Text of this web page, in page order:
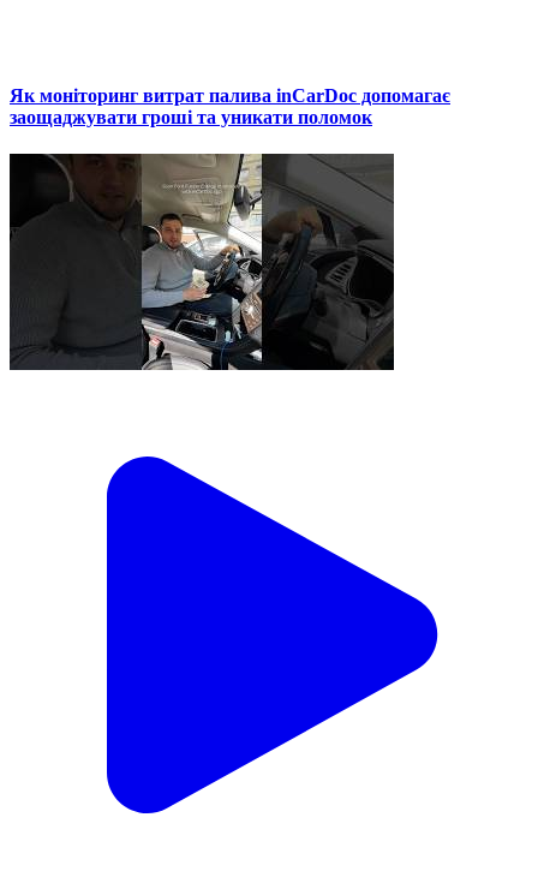
Як моніторинг витрат палива inCarDoc допомагає
заощаджувати гроші та уникати поломок